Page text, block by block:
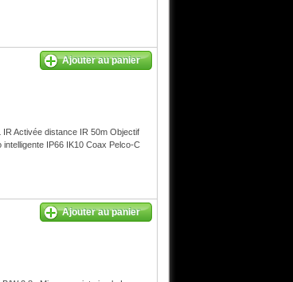
Ajouter au panier
Activée distance IR 50m Objectif
IP66 IK10 Coax Pelco-C
Ajouter au panier